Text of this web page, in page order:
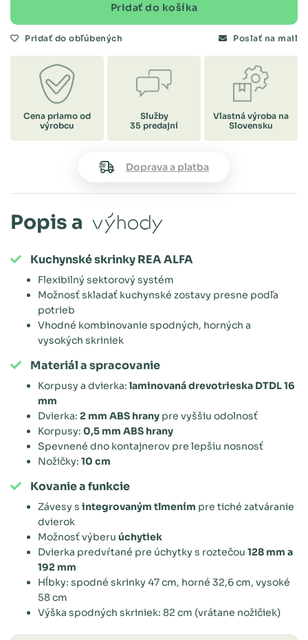
Pridať do košíka
Pridať do obľúbených Poslať na mail
Cena priamo od
výrobcu
Služby
35 predajní
Vlastná výroba na
Slovensku
Doprava a platba
Popis a výhody
Kuchynské skrinky REA ALFA
Flexibilný sektorový systém
Možnosť skladať kuchynské zostavy presne podľa
potrieb
Vhodné kombinovanie spodných, horných a
vysokých skriniek
Materiál a spracovanie
Korpusy a dvierka: laminovaná drevotrieska DTDL 16
mm
Dvierka: 2 mm ABS hrany pre vyššiu odolnosť
Korpusy: 0,5 mm ABS hrany
Spevnené dno kontajnerov pre lepšiu nosnosť
Nožičky: 10 cm
Kovanie a funkcie
Závesy s integrovaným tlmením pre tiché zatváranie
dvierok
Možnosť výberu úchytiek
Dvierka predvŕtané pre úchytky s roztečou 128 mm a
192 mm
Hĺbky: spodné skrinky 47 cm, horné 32,6 cm, vysoké
58 cm
Výška spodných skriniek: 82 cm (vrátane nožičiek)